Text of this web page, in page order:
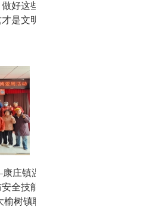
好这些，让文明看得见
是文明祭祀的正确打开方式！
庄镇温馨家园红十字博爱周活
全技能专题培训
树镇职康站组织学员参观国家...